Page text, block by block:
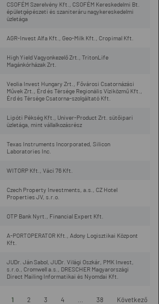
CSOFÉM Szerelvény Kft., CSOFÉM Kereskedelmi Bt.
épületgépészeti és szaniteráru nagykereskedelmi
üzletága
AGR-Invest Alfa Kft., Geo-Milk Kft., Cropimal Kft.
High Yield Vagyonkezelő Zrt., TritonLife
Magánkórházak Zrt.
Veolia Invest Hungary Zrt., Fővárosi Csatornázási
Művek Zrt., Érd és Térsége Regionális Víziközmű Kft.,
Érd és Térsége Csatorna-szolgáltató Kft.
Lipóti Pékség Kft., Univer-Product Zrt. sütőipari
üzletága, mint vállalkozásrész
Texas Instruments Incorporated, Silicon
Laboratories Inc.
WITORP Kft., Váci 76 Kft.
Czech Property Investments, a.s., CZ Hotel
Properties JV, s.r.o.
OTP Bank Nyrt., Financial Expert Kft.
A-PORTOPERATOR Kft., Adony Logisztikai Központ
Kft.
JUDr. Ján Sabol, JUDr. Világi Oszkár, PMK Invest,
s.r.o., Cromwell a.s., DRESCHER Magyarországi
Direct Mailing Informatikai és Nyomdai Kft.
1 2 3 4 38 Következő